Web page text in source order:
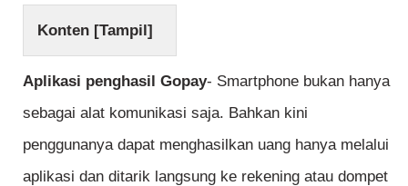
Konten [Tampil]
Aplikasi penghasil Gopay- Smartphone bukan hanya
sebagai alat komunikasi saja. Bahkan kini
penggunanya dapat menghasilkan uang hanya melalui
aplikasi dan ditarik langsung ke rekening atau dompet